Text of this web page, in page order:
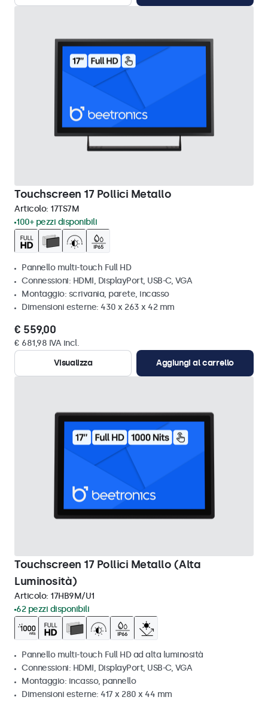
Touchscreen 17 Pollici Metallo
Articolo: 17TS7M
100+ pezzi disponibili
Pannello multi-touch Full HD
Connessioni: HDMI, DisplayPort, USB-C, VGA
Montaggio: scrivania, parete, incasso
Dimensioni esterne: 430 x 263 x 42 mm
€ 559,00
€ 681,98 IVA incl.
Visualizza
Aggiungi al carrello
Touchscreen 17 Pollici Metallo (Alta
Luminosità)
Articolo: 17HB9M/U1
62 pezzi disponibili
Pannello multi-touch Full HD ad alta luminosità
Connessioni: HDMI, DisplayPort, USB-C, VGA
Montaggio: incasso, pannello
Dimensioni esterne: 417 x 280 x 44 mm